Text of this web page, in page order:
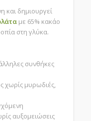
και δημιουργεί
με 65% κακάο
στη γλύκα.
συνθήκες
χωρίς μυρωδιές,
αυξομειώσεις